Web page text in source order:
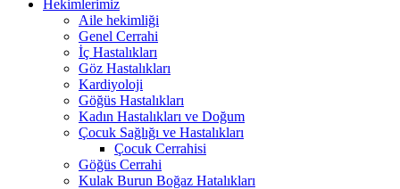
Hekimlerimiz
Aile hekimliği
Genel Cerrahi
İç Hastalıkları
Göz Hastalıkları
Kardiyoloji
Göğüs Hastalıkları
Kadın Hastalıkları ve Doğum
Çocuk Sağlığı ve Hastalıkları
Çocuk Cerrahisi
Göğüs Cerrahi
Kulak Burun Boğaz Hatalıkları